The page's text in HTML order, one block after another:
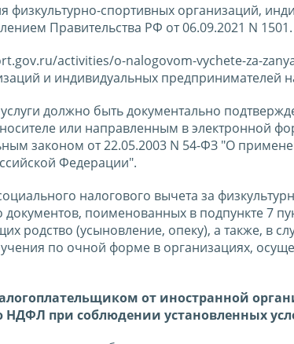
спортивных организаций,
Правительства РФ от 06.09.2021 N 1501.
activities/o-nalogovom-vychete-za-
и индивидуальных предпринимателей
должно быть документально
или направленным в электронной
законом от 22.05.2003 N 54-ФЗ "О
Федерации".
налогового вычета за
поименованных в подпункте 7
родство (усыновление, опеку), а также, в
по очной форме в организациях,
от иностранной
НДФЛ при соблюдении установленных